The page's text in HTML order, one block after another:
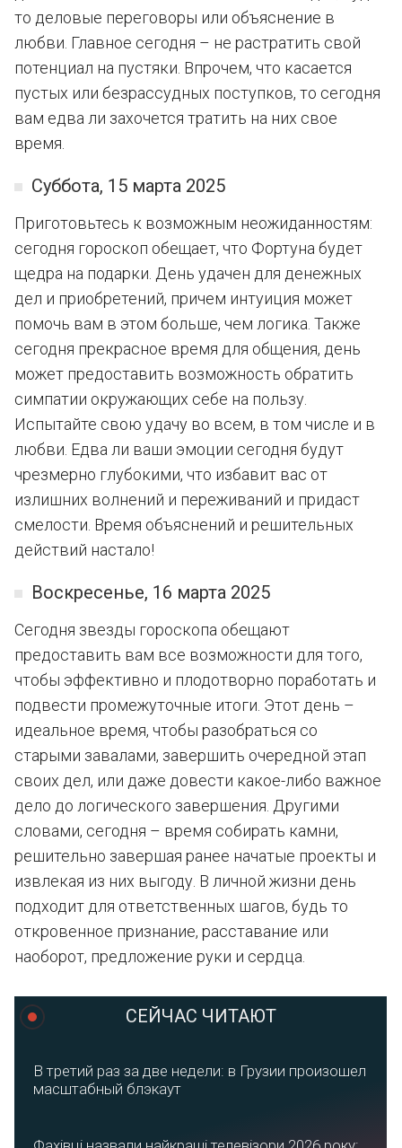
то деловые переговоры или объяснение в
любви. Главное сегодня – не растратить свой
потенциал на пустяки. Впрочем, что касается
пустых или безрассудных поступков, то сегодня
вам едва ли захочется тратить на них свое
время.
Суббота, 15 марта 2025
Приготовьтесь к возможным неожиданностям:
сегодня гороскоп обещает, что Фортуна будет
щедра на подарки. День удачен для денежных
дел и приобретений, причем интуиция может
помочь вам в этом больше, чем логика. Также
сегодня прекрасное время для общения, день
может предоставить возможность обратить
симпатии окружающих себе на пользу.
Испытайте свою удачу во всем, в том числе и в
любви. Едва ли ваши эмоции сегодня будут
чрезмерно глубокими, что избавит вас от
излишних волнений и переживаний и придаст
смелости. Время объяснений и решительных
действий настало!
Воскресенье, 16 марта 2025
Сегодня звезды гороскопа обещают
предоставить вам все возможности для того,
чтобы эффективно и плодотворно поработать и
подвести промежуточные итоги. Этот день –
идеальное время, чтобы разобраться со
старыми завалами, завершить очередной этап
своих дел, или даже довести какое-либо важное
дело до логического завершения. Другими
словами, сегодня – время собирать камни,
решительно завершая ранее начатые проекты и
извлекая из них выгоду. В личной жизни день
подходит для ответственных шагов, будь то
откровенное признание, расставание или
наоборот, предложение руки и сердца.
СЕЙЧАС ЧИТАЮТ
В третий раз за две недели: в Грузии произошел
масштабный блэкаут